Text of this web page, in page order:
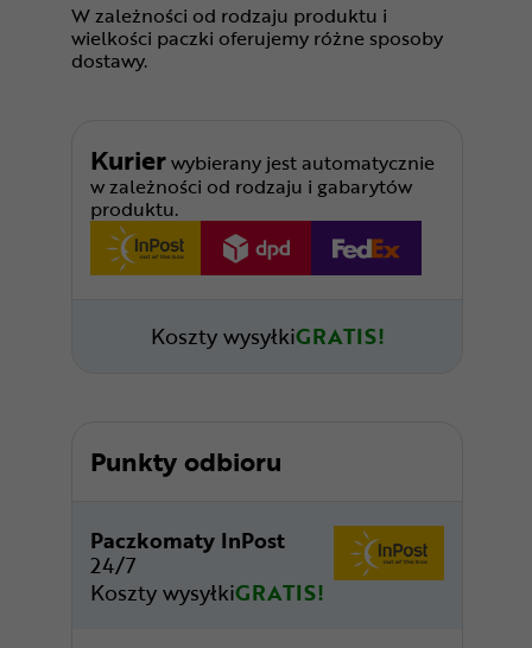
W zależności od rodzaju produktu i
wielkości paczki oferujemy różne sposoby
dostawy.
Kurierwybierany jest automatycznie
w zależności od rodzaju i gabarytów
produktu.
Koszty wysyłkiGRATIS!
Punkty odbioru
Paczkomaty InPost
24/7
Koszty wysyłkiGRATIS!